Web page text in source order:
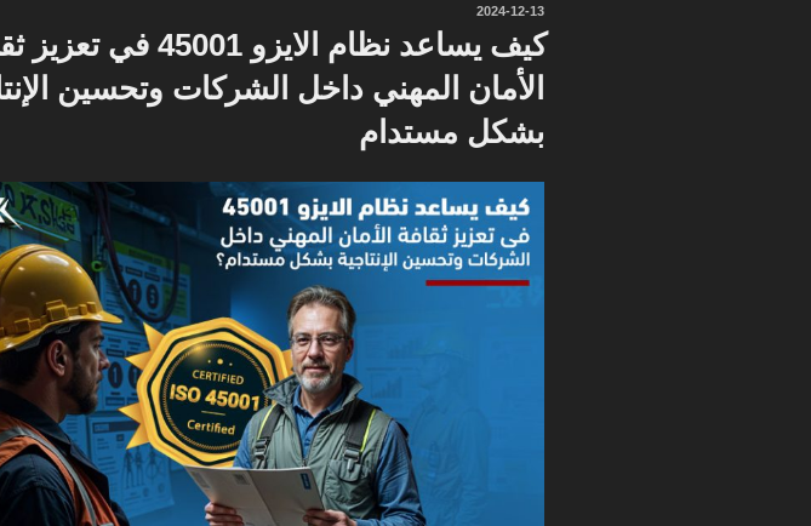
نُشر
في
2024-12-13
كيف يساعد نظام الايزو 45001 في
الأمان المهني داخل الشركات وتحسين
بشكل مستدام